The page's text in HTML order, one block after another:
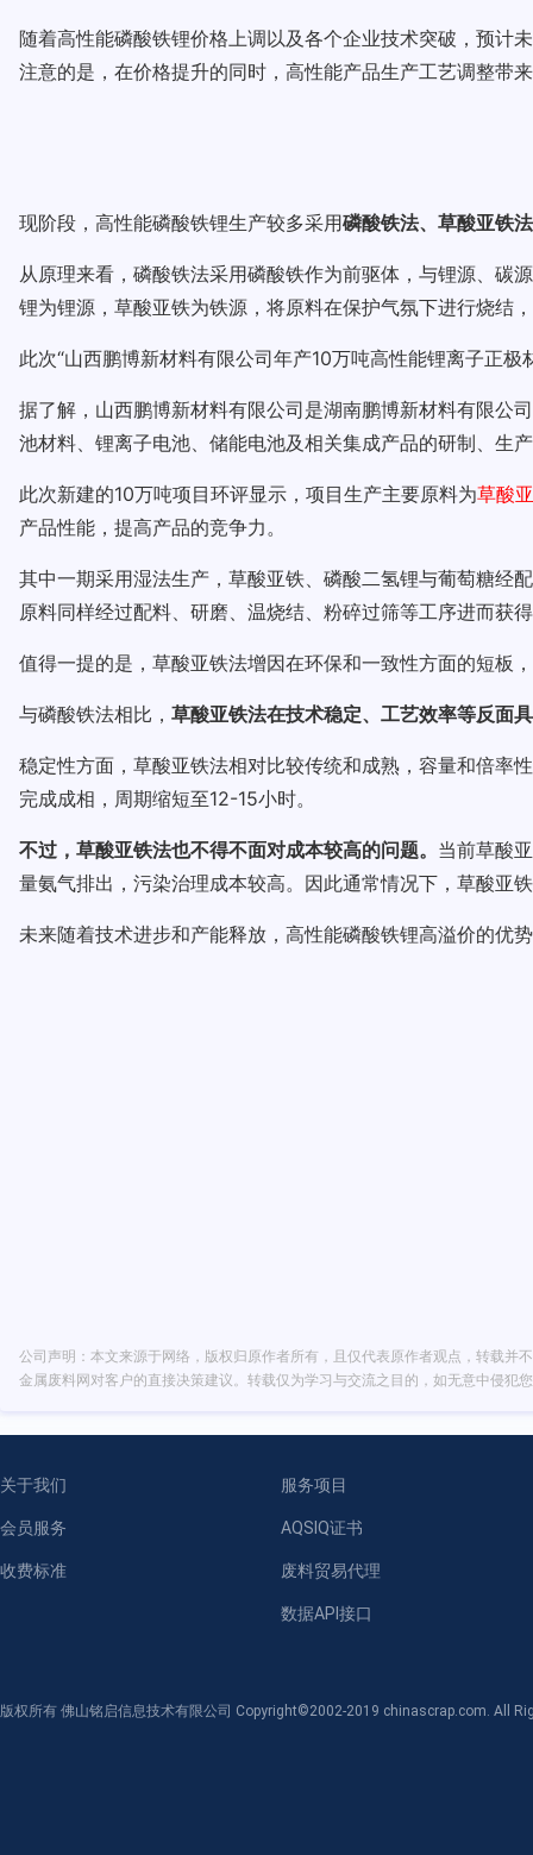
随着高性能磷酸铁锂价格上调以及各个企业技术突破，预计
注意的是，在价格提升的同时，高性能产品生产工艺调整带
现阶段，高性能磷酸铁锂生产较多采用磷酸铁法、草酸亚铁法
从原理来看，磷酸铁法采用磷酸铁作为前驱体，与锂源、碳
锂为锂源，草酸亚铁为铁源，将原料在保护气氛下进行烧结
此次“山西鹏博新材料有限公司年产10万吨高性能锂离子正
据了解，山西鹏博新材料有限公司是湖南鹏博新材料有限公
池材料、锂离子电池、储能电池及相关集成产品的研制、生
此次新建的10万吨项目环评显示，项目生产主要原料为草酸
产品性能，提高产品的竞争力。
其中一期采用湿法生产，草酸亚铁、磷酸二氢锂与葡萄糖经
原料同样经过配料、研磨、温烧结、粉碎过筛等工序进而获
值得一提的是，草酸亚铁法增因在环保和一致性方面的短板
与磷酸铁法相比， 草酸亚铁法在技术稳定、工艺效率等反面
稳定性方面，草酸亚铁法相对比较传统和成熟，容量和倍率
完成成相，周期缩短至12-15小时。
不过，草酸亚铁法也不得不面对成本较高的问题。 当前草酸
量氨气排出，污染治理成本较高。因此通常情况下，草酸亚
未来随着技术进步和产能释放，高性能磷酸铁锂高溢价的优
公司声明：本文来源于网络，版权归原作者所有，且仅代表原作者观点，转载
金属废料网对客户的直接决策建议。转载仅为学习与交流之目的，如无意中侵犯
关于我们
会员服务
收费标准
服务项目
AQSIQ证书
废料贸易代理
数据API接口
版权所有 佛山铭启信息技术有限公司 Copyright©2002-2019 chinascrap.com. All